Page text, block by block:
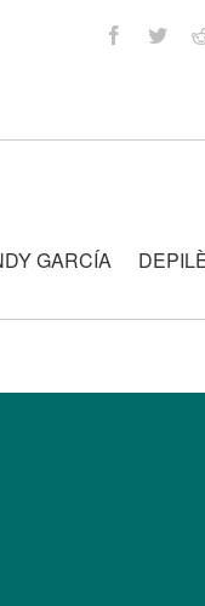
Facebook
GARCÍA